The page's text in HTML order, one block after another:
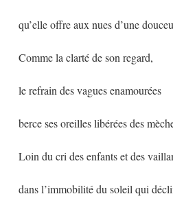
qu’elle offre aux nues d’une
Comme la clarté de son regard,
le refrain des vagues enamourées
berce ses oreilles libérées des
Loin du cri des enfants et des
dans l’immobilité du soleil qui